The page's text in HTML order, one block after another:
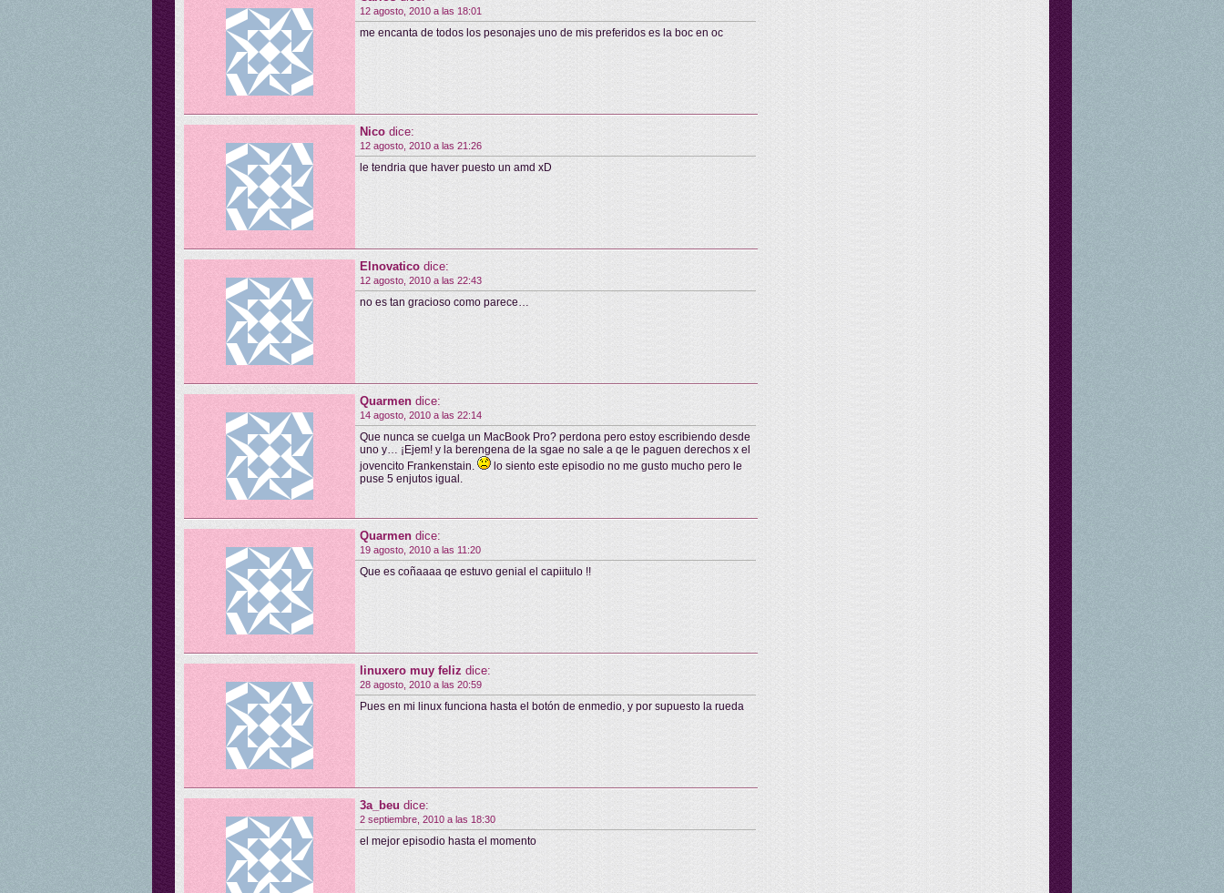
12 agosto, 2010 a las 18:01
me encanta de todos los pesonajes uno de mis preferidos es la boc en oc
Nico dice:
12 agosto, 2010 a las 21:26
le tendria que haver puesto un amd xD
Elnovatico dice:
12 agosto, 2010 a las 22:43
no es tan gracioso como parece…
Quarmen dice:
14 agosto, 2010 a las 22:14
Que nunca se cuelga un MacBook Pro? perdona pero estoy escribiendo desde
uno y… ¡Ejem! y la berengena de la sgae no sale a qe le paguen derechos x el
jovencito Frankenstain.
lo siento este episodio no me gusto mucho pero le
puse 5 enjutos igual.
Quarmen dice:
19 agosto, 2010 a las 11:20
Que es coñaaaa qe estuvo genial el capiitulo !!
linuxero muy feliz dice:
28 agosto, 2010 a las 20:59
Pues en mi linux funciona hasta el botón de enmedio, y por supuesto la rueda
3a_beu dice:
2 septiembre, 2010 a las 18:30
el mejor episodio hasta el momento